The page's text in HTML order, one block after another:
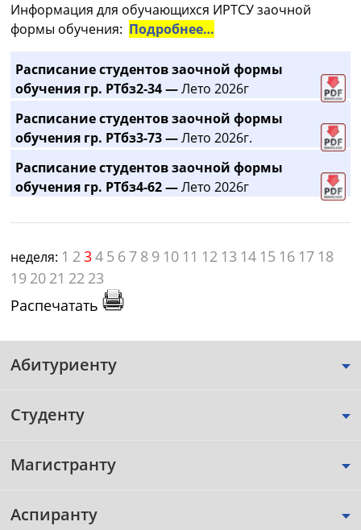
Информация для обучающихся ИРТСУ заочной
формы обучения: Подробнее…
Расписание студентов заочной формы
обучения гр. РТбз2-34 —Лето 2026г
Расписание студентов заочной формы
обучения гр. РТбз3-73 —Лето 2026г.
Расписание студентов заочной формы
обучения гр. РТбз4-62 —Лето 2026г
неделя: 1 234 5 6 7 8 9 10 11 12 13 14 15 16 17 18
19 20 21 22 23
Распечатать
Абитуриенту
Студенту
Магистранту
Аспиранту